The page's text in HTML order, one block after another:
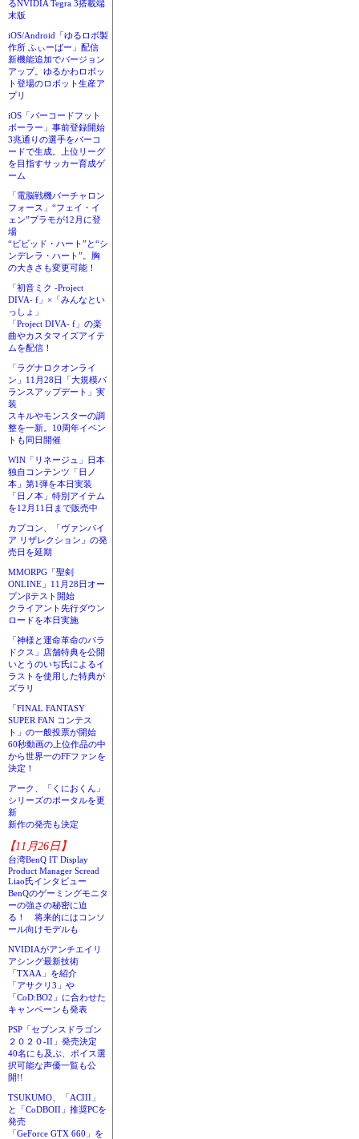
るNVIDIA Tegra 3搭載端
末版
iOS/Android「ゆるロボ製
作所 ふぃーばー」配信
新機能追加でバージョン
アップ。ゆるかわロボッ
ト登場のロボット生産ア
プリ
iOS「バーコードフット
ボーラー」事前登録開始
3兆通りの選手をバーコ
ードで生成。上位リーグ
を目指すサッカー育成ゲ
ーム
「電脳戦機バーチャロン
フォース」“フェイ・イ
ェン”プラモが12月に登
場
“ビビッド・ハート”と“シ
ンデレラ・ハート”。胸
の大きさも変更可能！
「初音ミク -Project
DIVA- f」×「みんなとい
っしょ」
「Project DIVA- f」の楽
曲やカスタマイズアイテ
ムを配信！
「ラグナロクオンライ
ン」11月28日「大規模バ
ランスアップデート」実
装
スキルやモンスターの調
整を一新。10周年イベン
トも同日開催
WIN「リネージュ」日本
独自コンテンツ「日ノ
本」第1弾を本日実装
「日ノ本」特別アイテム
を12月11日まで販売中
カプコン、「ヴァンパイ
ア リザレクション」の発
売日を延期
MMORPG「聖剣
ONLINE」11月28日オー
プンβテスト開始
クライアント先行ダウン
ロードを本日実施
「神様と運命革命のパラ
ドクス」店舗特典を公開
いとうのいぢ氏によるイ
ラストを使用した特典が
ズラリ
「FINAL FANTASY
SUPER FAN コンテス
ト」の一般投票が開始
60秒動画の上位作品の中
から世界一のFFファンを
決定！
アーク、「くにおくん」
シリーズのポータルを更
新
新作の発売も決定
【11月26日】
台湾BenQ IT Display
Product Manager Scread
Liao氏インタビュー
BenQのゲーミングモニタ
ーの強さの秘密に迫
る！ 将来的にはコンソ
ール向けモデルも
NVIDIAがアンチエイリ
アシング最新技術
「TXAA」を紹介
「アサクリ3」や
「CoD:BO2」に合わせた
キャンペーンも発表
PSP「セブンスドラゴン
２０２０-II」発売決定
40名にも及ぶ、ボイス選
択可能な声優一覧も公
開!!
TSUKUMO、「ACIII」
と「CoDBOII」推奨PCを
発売
「GeForce GTX 660」を